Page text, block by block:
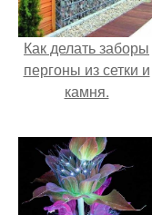
Как делать заборы
пергоны из сетки и
камня.